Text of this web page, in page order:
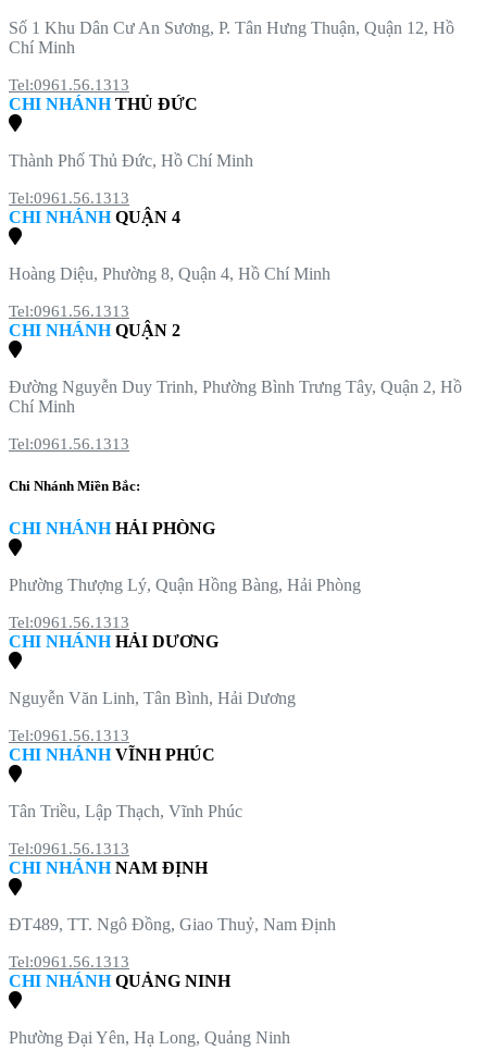
Số 1 Khu Dân Cư An Sương, P. Tân Hưng Thuận, Quận 12, Hồ
Chí Minh
Tel:0961.56.1313
CHI NHÁNHTHỦ ĐỨC
Thành Phố Thủ Đức, Hồ Chí Minh
Tel:0961.56.1313
CHI NHÁNHQUẬN 4
Hoàng Diệu, Phường 8, Quận 4, Hồ Chí Minh
Tel:0961.56.1313
CHI NHÁNHQUẬN 2
Đường Nguyễn Duy Trinh, Phường Bình Trưng Tây, Quận 2, Hồ
Chí Minh
Tel:0961.56.1313
Chi Nhánh Miền Bắc:
CHI NHÁNHHẢI PHÒNG
Phường Thượng Lý, Quận Hồng Bàng, Hải Phòng
Tel:0961.56.1313
CHI NHÁNHHẢI DƯƠNG
Nguyễn Văn Linh, Tân Bình, Hải Dương
Tel:0961.56.1313
CHI NHÁNHVĨNH PHÚC
Tân Triều, Lập Thạch, Vĩnh Phúc
Tel:0961.56.1313
CHI NHÁNHNAM ĐỊNH
ĐT489, TT. Ngô Đồng, Giao Thuỷ, Nam Định
Tel:0961.56.1313
CHI NHÁNHQUẢNG NINH
Phường Đại Yên, Hạ Long, Quảng Ninh